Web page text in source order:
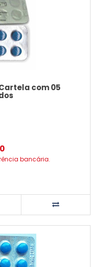
com 05
bancária.